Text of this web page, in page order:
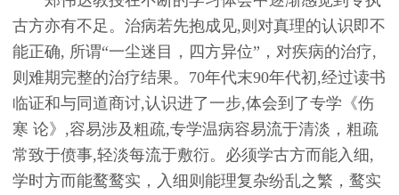
古方亦有不足。治病若先抱成见,则对真理的认识即不
能正确, 所谓“一尘迷目，四方异位”，对疾病的治疗,
则难期完整的治疗结果。70年代末90年代初,经过读书
临证和与同道商讨,认识进了一步,体会到了专学《伤
寒 论》,容易涉及粗疏,专学温病容易流于清淡，粗疏
常致于偾事,轻淡每流于敷衍。必须学古方而能入细,
学时方而能鹜鹜实，入细则能理复杂纷乱之繁，鹜实